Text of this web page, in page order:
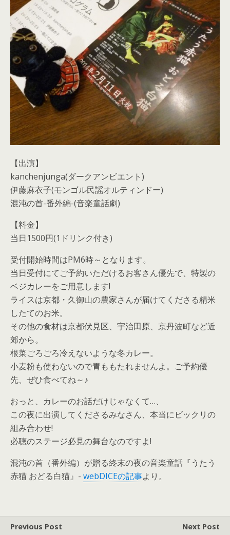
【出演】
kanchenjunga(ダークアンビエント)
伊藤麻衣子(モンゴル民謡オルティンドー)
混沌の首-番外編-(音楽童話劇)
【料金】
当日1500円(1ドリンク付き)
受付開始時間はPM6時～となります。
当日受付にてご予約いただけるお客さん優先で、特製の
ベジカレーをご用意します!
ライスは京都・久御山の農家さんが届けてくださる精米
したてのお米。
その他の食材は京都伏見区、宇治田原、京丹波町など近
郊から。
根菜ごろごろ冷えないような冬カレー。
小麦粉も使わないので胃ももたれませんよ。ご予約優
先、ぜひ食べてね～♪
おっと、カレーのお話だけじゃなくて…、
この夜に出演してくださるみなさん、本当にビックリの
組み合わせ!
必聴のステージ必見の舞台なのですよ!
混沌の首（番外編）が贈る終末の夜の音楽童話『うたう
赤猫 おどる白猫』- webDICEの記事より。
Previous Post Next Post